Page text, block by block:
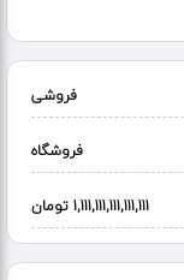
برای فروش مستقیم تهران (تک فروشی) با شماره 09331123019 تماس گرفته
برای فروش مستقیم شهرستان (تک فروشی) با شماره 09195545909 تماس
فروشی
فروشگاه
1,111,111,111,111,111 تومان